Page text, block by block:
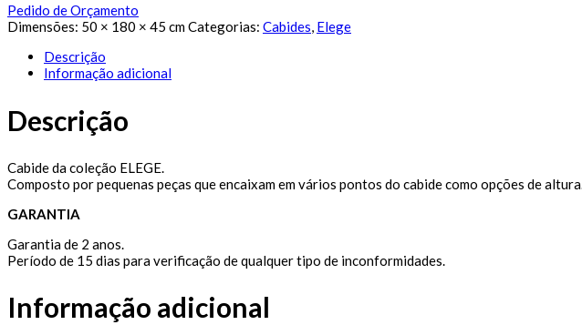
Pedido de Orçamento
Dimensões: 50 × 180 × 45 cmCategorias: Cabides, Elege
Descrição
Informação adicional
Descrição
Cabide da coleção ELEGE.
Composto por pequenas peças que encaixam em vários pontos do cabide como opções de altura.
GARANTIA
Garantia de 2 anos.
Período de 15 dias para verificação de qualquer tipo de inconformidades.
Informação adicional